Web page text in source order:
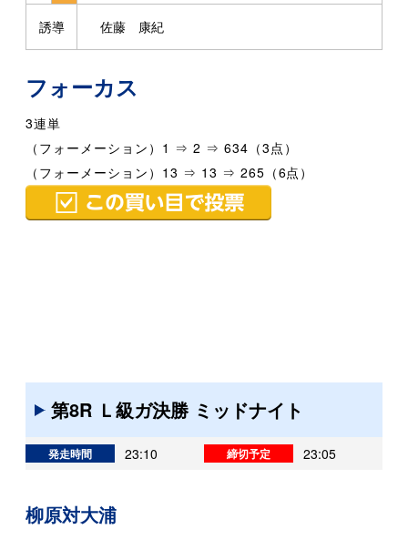
誘導 佐藤 康紀
フォーカス
3連単
（フォーメーション）1 ⇒ 2 ⇒ 634（3点）
（フォーメーション）13 ⇒ 13 ⇒ 265（6点）
第8R Ｌ級ガ決勝 ミッドナイト
発走時間 23:10 締切予定 23:05
柳原対大浦